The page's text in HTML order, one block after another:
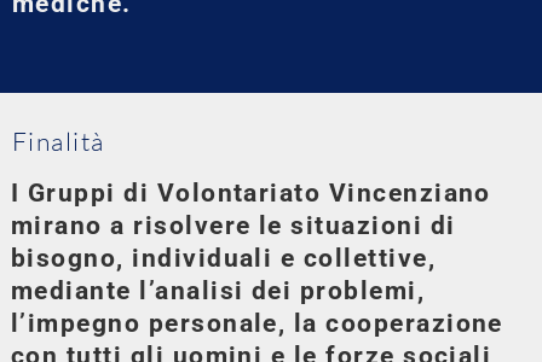
Finalità
I Gruppi di Volontariato Vincenziano
mirano a risolvere le situazioni di
bisogno, individuali e collettive,
mediante l’analisi dei problemi,
l’impegno personale, la cooperazione
con tutti gli uomini e le forze sociali